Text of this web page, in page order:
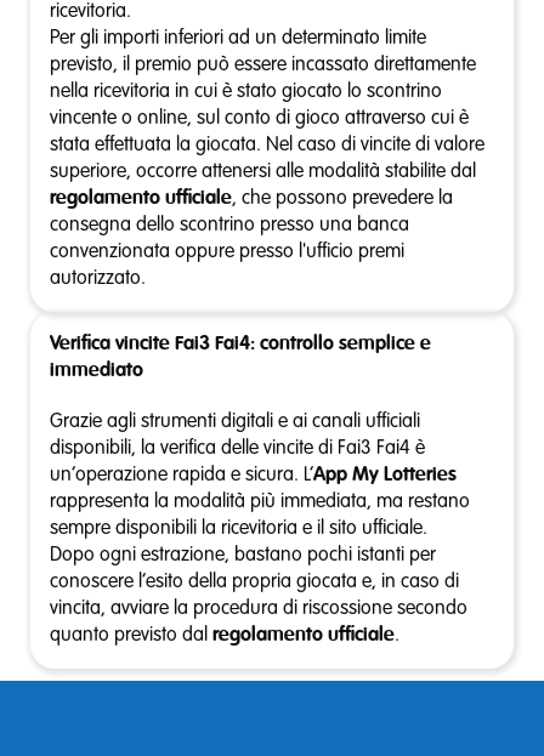
ricevitoria.
Per gli importi inferiori ad un determinato limite
previsto, il premio può essere incassato direttamente
nella ricevitoria in cui è stato giocato lo scontrino
vincente o online, sul conto di gioco attraverso cui è
stata effettuata la giocata. Nel caso di vincite di valore
superiore, occorre attenersi alle modalità stabilite dal
regolamento ufficiale, che possono prevedere la
consegna dello scontrino presso una banca
convenzionata oppure presso l'ufficio premi
autorizzato.
Verifica vincite Fai3 Fai4: controllo semplice e
immediato
Grazie agli strumenti digitali e ai canali ufficiali
disponibili, la verifica delle vincite di Fai3 Fai4 è
un’operazione rapida e sicura. L’App My Lotteries
rappresenta la modalità più immediata, ma restano
sempre disponibili la ricevitoria e il sito ufficiale.
Dopo ogni estrazione, bastano pochi istanti per
conoscere l’esito della propria giocata e, in caso di
vincita, avviare la procedura di riscossione secondo
quanto previsto dal regolamento ufficiale.